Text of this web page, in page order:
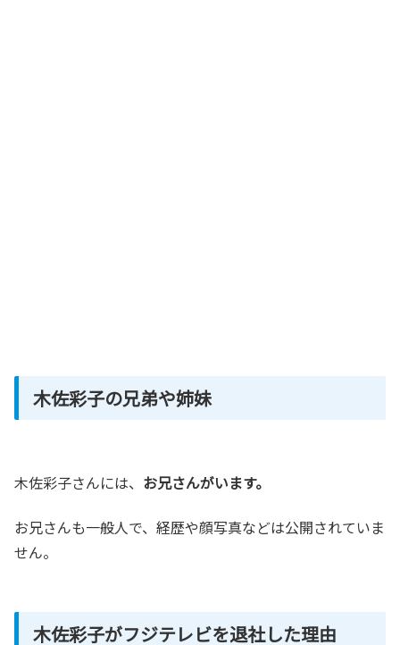
木佐彩子の兄弟や姉妹
木佐彩子さんには、 お兄さんがいます。
お兄さんも一般人で、経歴や顔写真などは公開されていま
せん。
木佐彩子がフジテレビを退社した理由